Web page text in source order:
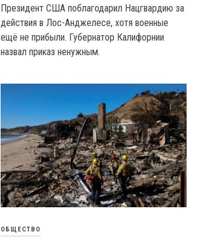
Президент США поблагодарил Нацгвардию за
действия в Лос-Анджелесе, хотя военные
ещё не прибыли. Губернатор Калифорнии
назвал приказ ненужным.
ОБЩЕСТВО